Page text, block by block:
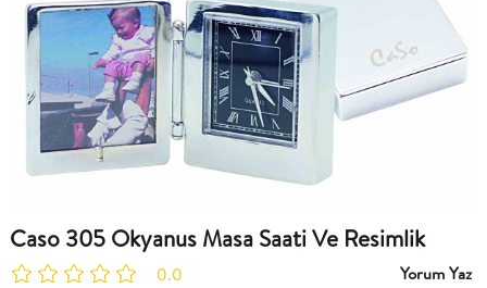
Caso 305 Okyanus Masa Saati Ve Resimlik
0.0 Yorum Yaz